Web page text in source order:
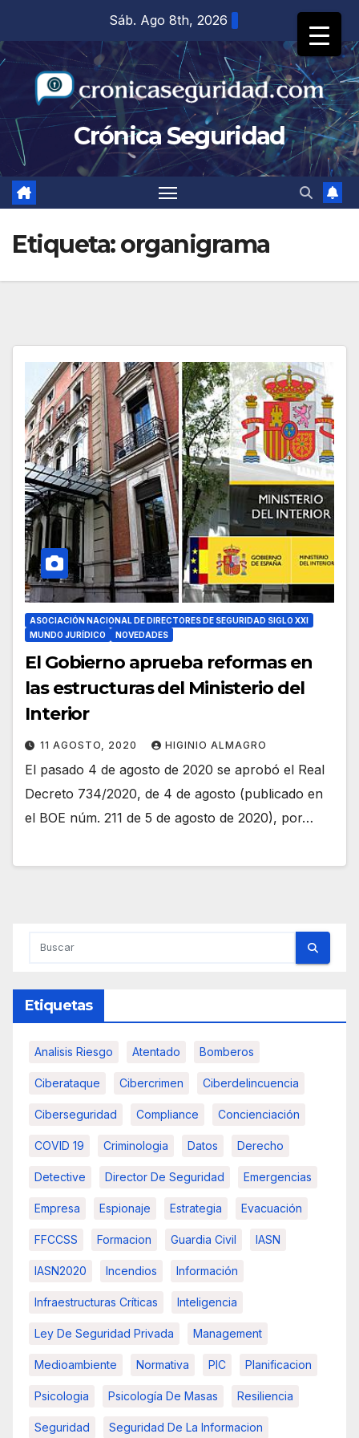
contenido
Sáb. Ago 8th, 2026
Crónica Seguridad
Etiqueta:organigrama
ASOCIACIÓN NACIONAL DE DIRECTORES DE SEGURIDAD SIGLO XXI
MUNDO JURÍDICO
NOVEDADES
El Gobierno aprueba reformas en
las estructuras del Ministerio del
Interior
11 AGOSTO, 2020 HIGINIO ALMAGRO
El pasado 4 de agosto de 2020 se aprobó el Real
Decreto 734/2020, de 4 de agosto (publicado en
el BOE núm. 211 de 5 de agosto de 2020), por…
Etiquetas
Analisis Riesgo Atentado Bomberos
Ciberataque Cibercrimen Ciberdelincuencia
Ciberseguridad Compliance Concienciación
COVID 19 Criminologia Datos Derecho
Detective Director De Seguridad Emergencias
Empresa Espionaje Estrategia Evacuación
FFCCSS Formacion Guardia Civil IASN
IASN2020 Incendios Información
Infraestructuras Críticas Inteligencia
Ley De Seguridad Privada Management
Medioambiente Normativa PIC Planificacion
Psicologia Psicología De Masas Resiliencia
Seguridad Seguridad De La Informacion